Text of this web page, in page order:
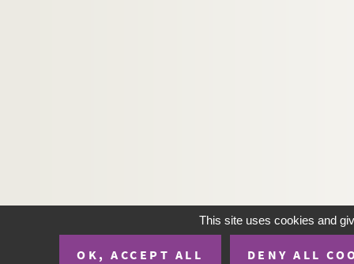
This site uses cookies and
OK, ACCEPT ALL DENY ALL